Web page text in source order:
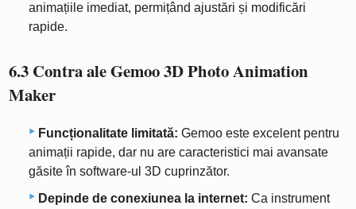
animațiile imediat, permițând ajustări și modificări
rapide.
6.3 Contra ale Gemoo 3D Photo Animation
Maker
Funcționalitate limitată: Gemoo este excelent pentru
animații rapide, dar nu are caracteristici mai avansate
găsite în software-ul 3D cuprinzător.
Depinde de conexiunea la internet: Ca instrument